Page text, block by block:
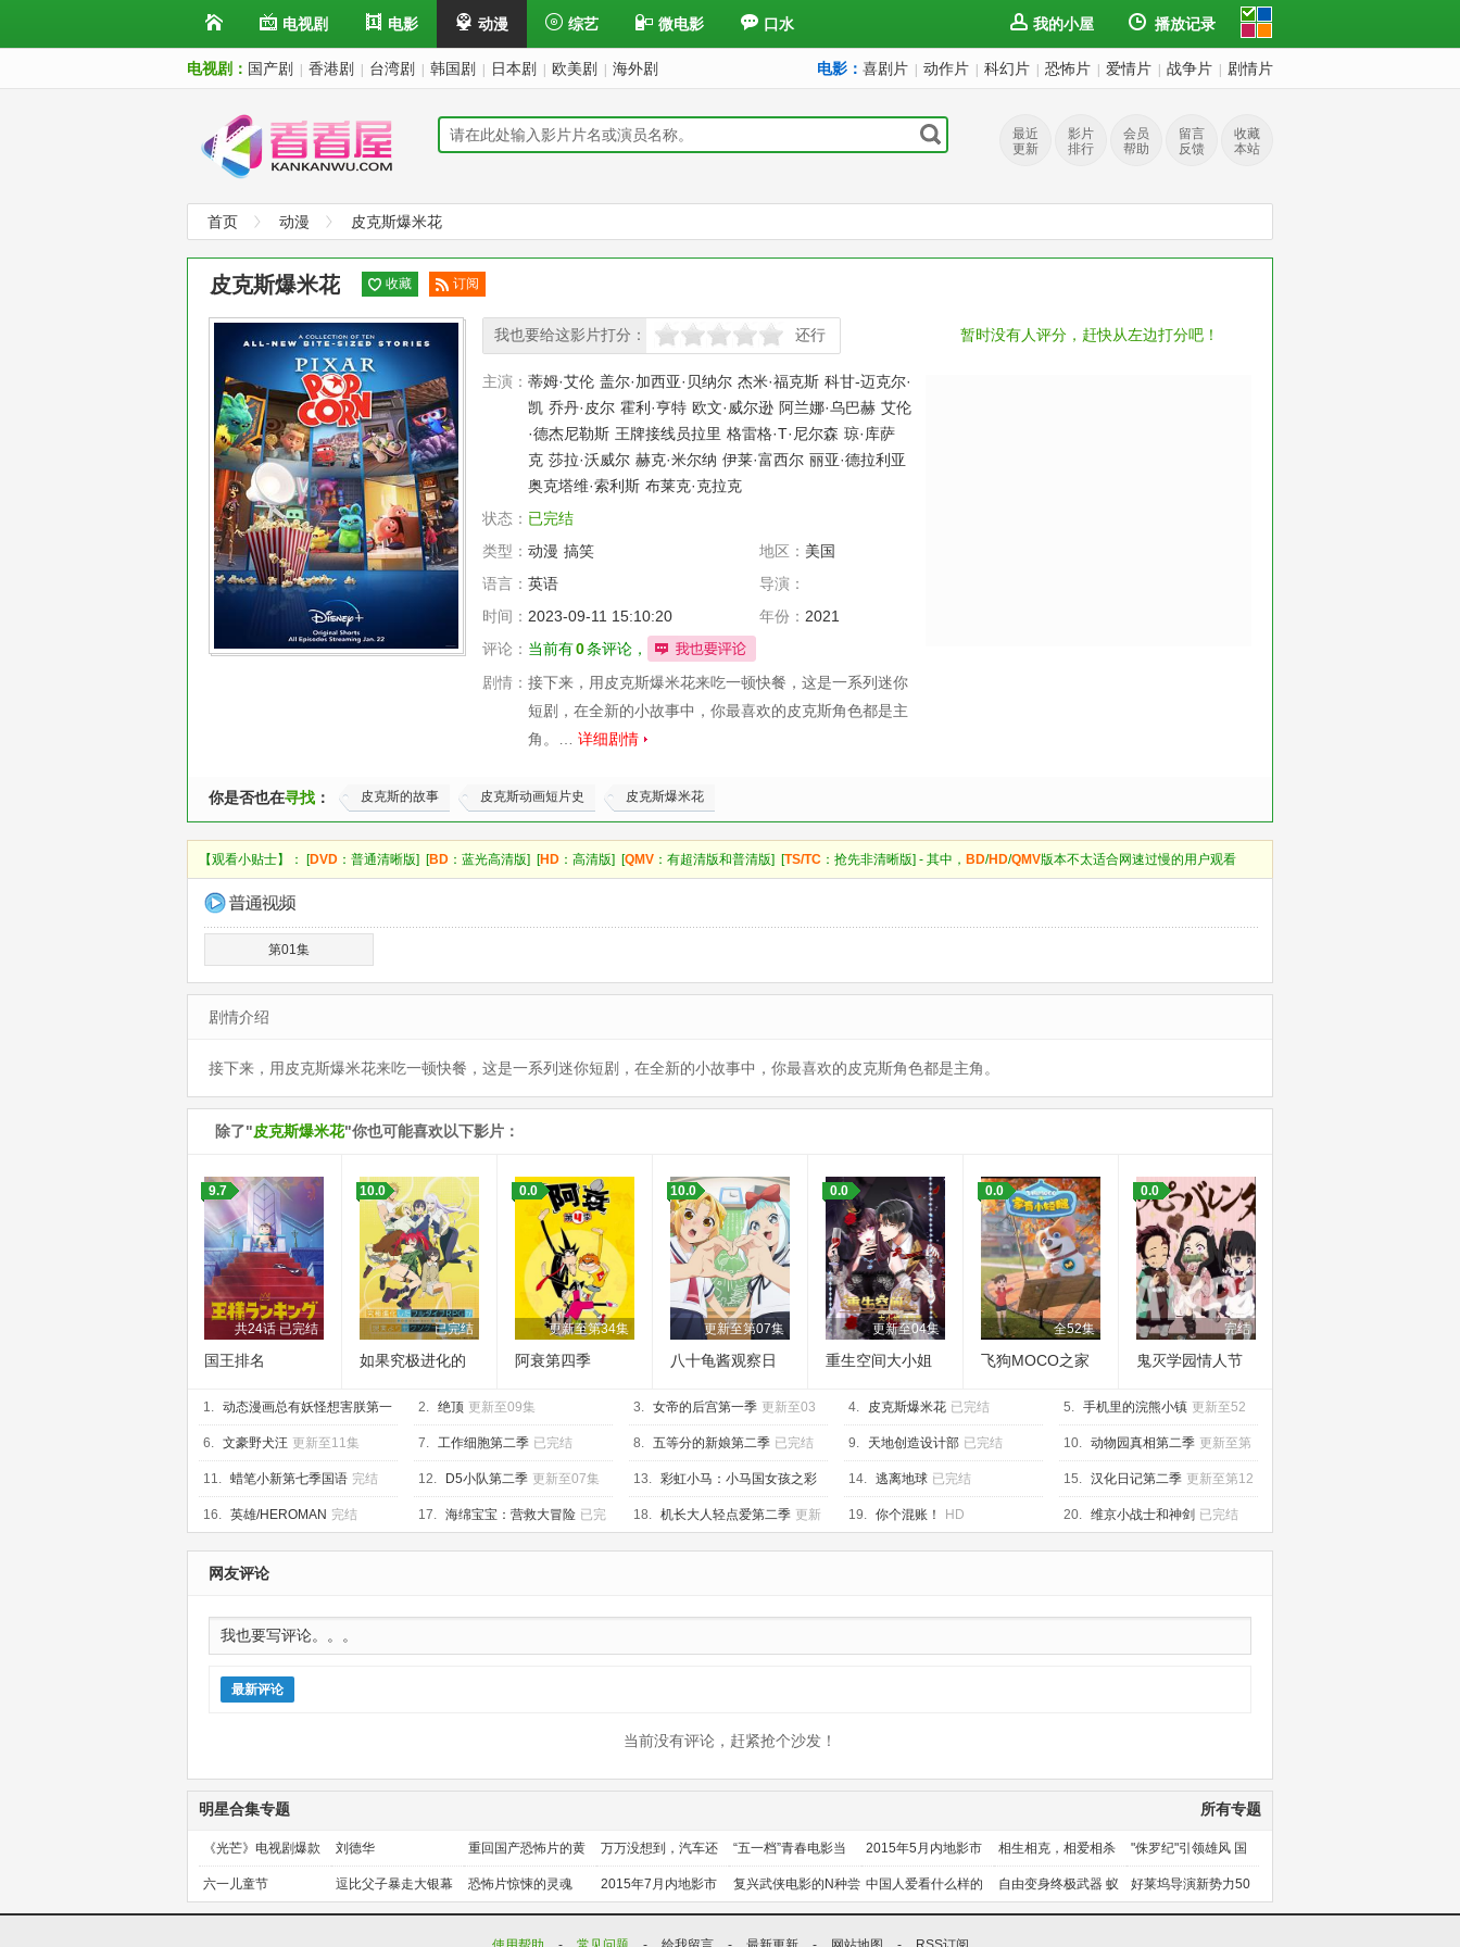
电视剧 电影 动漫 综艺 微电影 口水 我的小屋 播放记录
电视剧： 国产剧 香港剧 台湾剧 韩国剧 日本剧 欧美剧 海外剧 电影： 喜剧片 动作片 科幻片 恐怖片 爱情片 战争片 剧情片
最近
更新
影片
排行
会员
帮助
留言
反馈
收藏
本站
首页 动漫 皮克斯爆米花
暂时没有人评分，赶快从左边打分吧！
皮克斯爆米花 收藏
订阅
我也要给这影片打分：
很差较差 还行推荐 力荐 还行
主演： 蒂姆·艾伦 盖尔·加西亚·贝纳尔 杰米·福克斯 科甘-迈克尔·
凯 乔丹·皮尔 霍利·亨特 欧文·威尔逊 阿兰娜·乌巴赫 艾伦
·德杰尼勒斯 王牌接线员拉里 格雷格·T·尼尔森 琼·库萨
克 莎拉·沃威尔 赫克·米尔纳 伊莱·富西尔 丽亚·德拉利亚
奥克塔维·索利斯 布莱克·克拉克
状态： 已完结
类型： 动漫 搞笑 地区： 美国
语言： 英语
导演：
时间： 2023-09-11 15:10:20 年份： 2021
评论： 当前有0条评论，
剧情： 接下来，用皮克斯爆米花来吃一顿快餐，这是一系列迷你
短剧，在全新的小故事中，你最喜欢的皮克斯角色都是主
角。… 详细剧情
你是否也在寻找 ： 皮克斯的故事 皮克斯动画短片史 皮克斯爆米花
【观看小贴士】： [DVD ：普通清晰版] [BD ：蓝光高清版] [HD ：高清版] [QMV ：有超清版和普清版] [TS/TC ：抢先非清晰版] - 其中， BD/HD/QMV版本不太适合网速过慢的用户观看
第01集
剧情介绍
接下来，用皮克斯爆米花来吃一顿快餐，这是一系列迷你短剧，在全新的小故事中，你最喜欢的皮克斯角色都是主角。
除了"皮克斯爆米花"你也可能喜欢以下影片：
共24话 已完结
9.7
国王排名
已完结
10.0
如果究极进化的
现实更可恶的话
更新至第34集
0.0
阿衰第四季
更新至第07集
10.0
八十龟酱观察日
更新至04集
0.0
重生空间大小姐
全52集
0.0
飞狗MOCO之家
完结
0.0
鬼灭学园情人节
1. 动态漫画总有妖怪想害朕第一
季 更新至20集
2. 绝顶 更新至09集 3. 女帝的后宫第一季 更新至03
集
4. 皮克斯爆米花 已完结 5. 手机里的浣熊小镇 更新至52
集
6. 文豪野犬汪 更新至11集 7. 工作细胞第二季 已完结 8. 五等分的新娘第二季 已完结 9. 天地创造设计部 已完结 10. 动物园真相第二季 更新至第
52集
11. 蜡笔小新第七季国语 完结 12. D5小队第二季 更新至07集 13. 彩虹小马：小马国女孩之彩
虹摇滚 已完结
14. 逃离地球 已完结 15. 汉化日记第二季 更新至第12
集
16. 英雄/HEROMAN 完结 17. 海绵宝宝：营救大冒险 已完
结
18. 机长大人轻点爱第二季 更新
至17集
19. 你个混账！ HD 20. 维京小战士和神剑 已完结
网友评论
最新评论
当前没有评论，赶紧抢个沙发！
所有专题
明星合集专题
《光芒》电视剧爆款
预定！
刘德华 重回国产恐怖片的黄
金时代
万万没想到，汽车还
能干这个？
“五一档”青春电影当
道
2015年5月内地影市
前瞻
相生相克，相爱相杀 "侏罗纪"引领雄风 国
产片下旬逆袭
六一儿童节 逗比父子暴走大银幕 恐怖片惊悚的灵魂 2015年7月内地影市
前瞻
复兴武侠电影的N种尝
试
中国人爱看什么样的
喜剧？
自由变身终极武器 蚁
人能力使用者大盘点
好莱坞导演新势力50
人上篇